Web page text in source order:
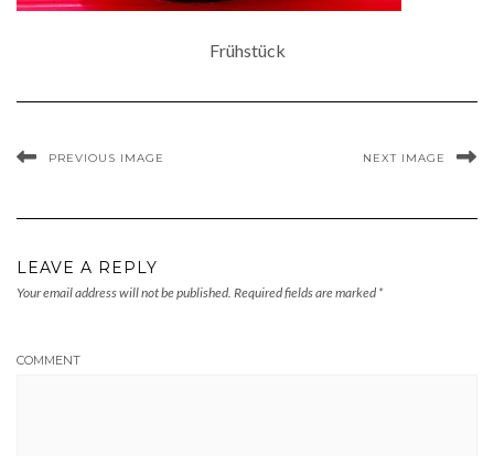
Frühstück
PREVIOUS IMAGE NEXT IMAGE
LEAVE A REPLY
Your email address will not be published. Required fields are marked *
COMMENT